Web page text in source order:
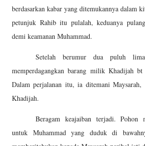
berdasarkan kabar yang ditemukannya dalam
petunjuk Rahib itu pulalah, keduanya
demi keamanan Muhammad.
Setelah berumur dua puluh
memperdagangkan barang milik Khadijah
Dalam perjalanan itu, ia ditemani Maysarah,
Khadijah.
Beragam keajaiban terjadi. Pohon
untuk Muhammad yang duduk di